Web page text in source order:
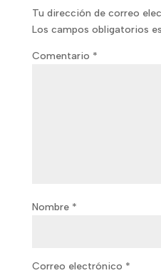
Tu dirección de correo
Los campos obligatorios
Comentario *
Nombre *
Correo electrónico *